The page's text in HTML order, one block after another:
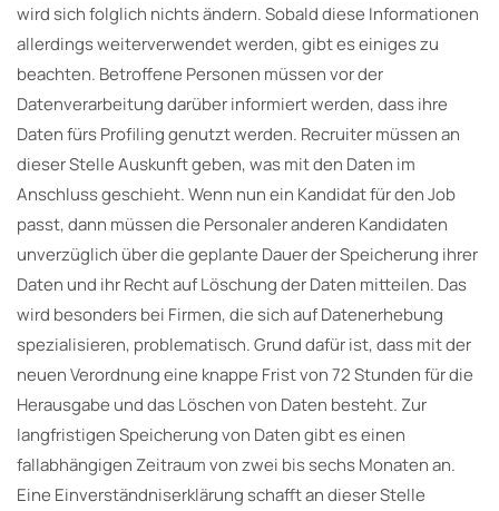
wird sich folglich nichts ändern. Sobald diese Informationen
allerdings weiterverwendet werden, gibt es einiges zu
beachten. Betroffene Personen müssen vor der
Datenverarbeitung darüber informiert werden, dass ihre
Daten fürs Profiling genutzt werden. Recruiter müssen an
dieser Stelle Auskunft geben, was mit den Daten im
Anschluss geschieht. Wenn nun ein Kandidat für den Job
passt, dann müssen die Personaler anderen Kandidaten
unverzüglich über die geplante Dauer der Speicherung ihrer
Daten und ihr Recht auf Löschung der Daten mitteilen. Das
wird besonders bei Firmen, die sich auf Datenerhebung
spezialisieren, problematisch. Grund dafür ist, dass mit der
neuen Verordnung eine knappe Frist von 72 Stunden für die
Herausgabe und das Löschen von Daten besteht. Zur
langfristigen Speicherung von Daten gibt es einen
fallabhängigen Zeitraum von zwei bis sechs Monaten an.
Eine Einverständniserklärung schafft an dieser Stelle